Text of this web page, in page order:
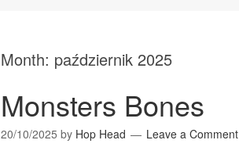
Month: październik 2025
Monsters Bones
20/10/2025 by Hop Head Leave a Comment